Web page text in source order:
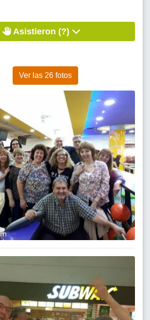
Asistieron (?)
Ver las 26 fotos